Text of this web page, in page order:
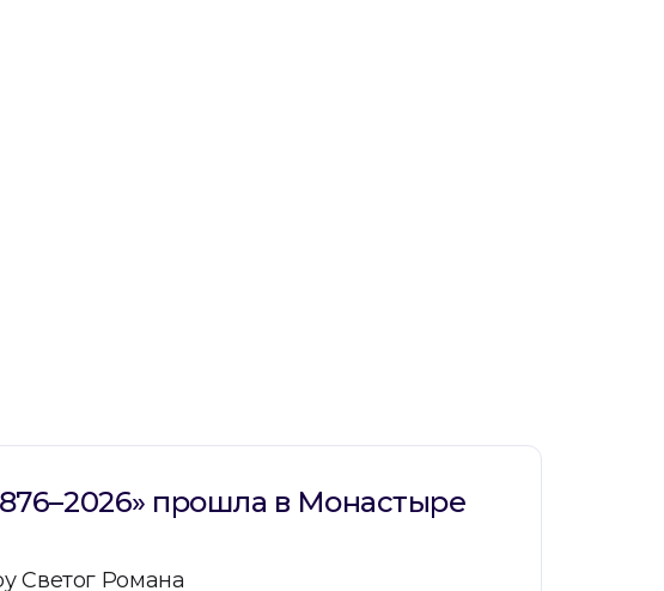
прошла в Монастыре
Светог Романа